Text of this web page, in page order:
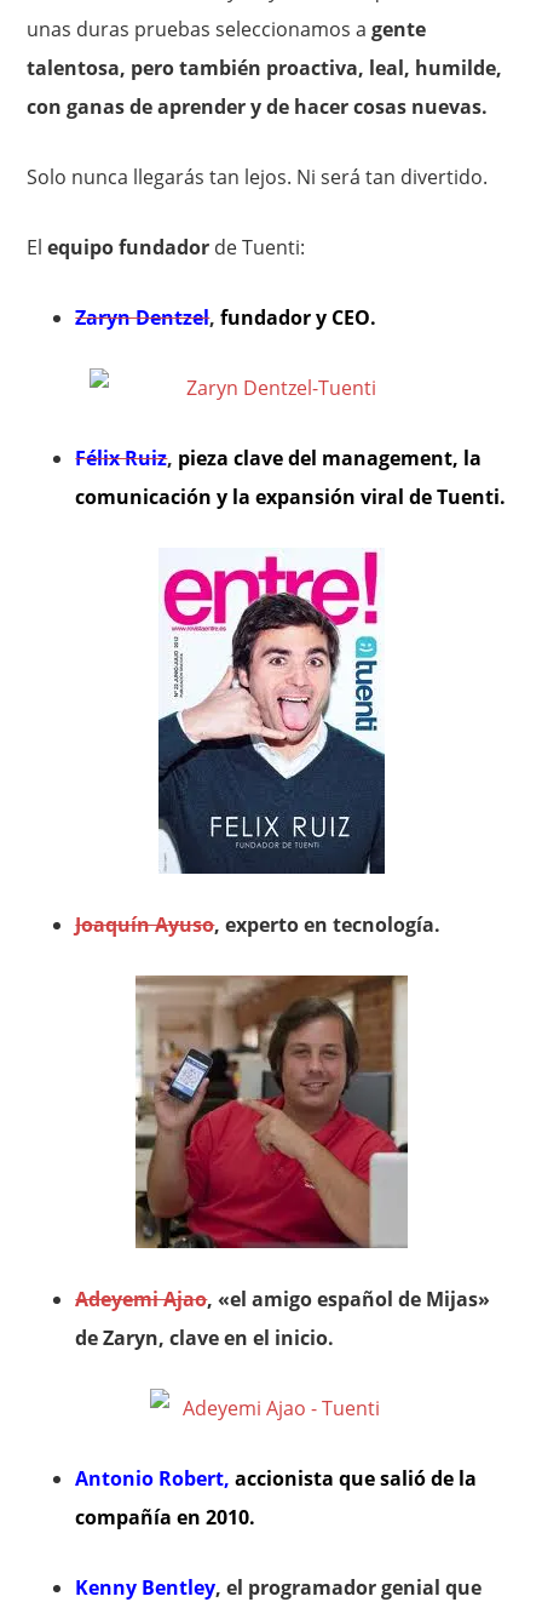
unas duras pruebas seleccionamos agente
talentosa, pero también proactiva, leal, humilde,
con ganas de aprender y de hacer cosas nuevas.
Solo nunca llegarás tan lejos. Ni será tan divertido.
Elequipo fundador de Tuenti:
Zaryn Dentzel, fundador y CEO.
Félix Ruiz, pieza clave del management, la
comunicación y la expansión viral de Tuenti.
Joaquín Ayuso, experto en tecnología.
Adeyemi Ajao, «el amigo español de Mijas»
de Zaryn, clave en el inicio.
Antonio Robert,accionista que salió de la
compañía en 2010.
Kenny Bentley, el programador genial que